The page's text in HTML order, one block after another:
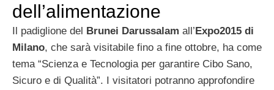
dell’alimentazione
Il padiglione del Brunei Darussalam all’Expo2015 di
Milano, che sarà visitabile fino a fine ottobre, ha come
tema “Scienza e Tecnologia per garantire Cibo Sano,
Sicuro e di Qualità”. I visitatori potranno approfondire